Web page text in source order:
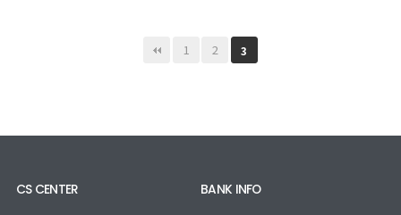
1 2 3
CS CENTER BANK INFO